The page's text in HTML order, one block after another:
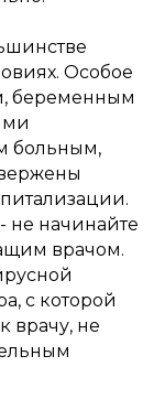
Особое
беременным
больным,
не начинайте
врачом.
с которой
врачу, не